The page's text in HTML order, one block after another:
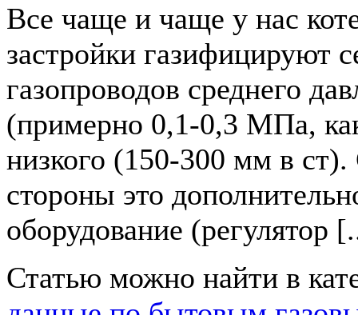
Все чаще и чаще у нас
застройки газифицируют
газопроводов среднего
(примерно 0,1-0,3 МПа,
низкого (150-300 мм в
стороны это
оборудование (регулятор
Статью можно найти в